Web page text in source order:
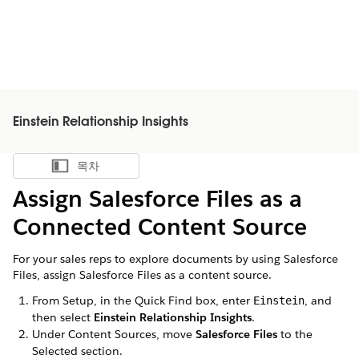
Einstein Relationship Insights
목차 표시
목차
Assign Salesforce Files as a
Connected Content Source
For your sales reps to explore documents by using Salesforce
Files, assign Salesforce Files as a content source.
From Setup, in the Quick Find box, enter Einstein, and
then select Einstein Relationship Insights.
Under Content Sources, move Salesforce Files to the
Selected section.